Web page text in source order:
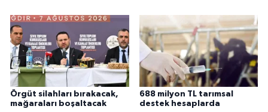
Örgüt silahları bırakacak,
mağaraları boşaltacak
688 milyon TL tarımsal
destek hesaplarda